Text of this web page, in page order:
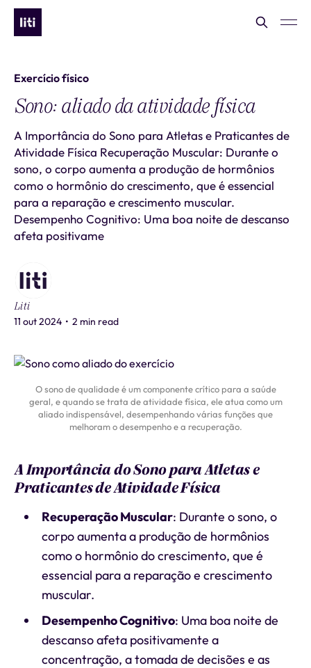
Exercício físico
Sono: aliado da atividade física
A Importância do Sono para Atletas e Praticantes de
Atividade Física Recuperação Muscular: Durante o
sono, o corpo aumenta a produção de hormônios
como o hormônio do crescimento, que é essencial
para a reparação e crescimento muscular.
Desempenho Cognitivo: Uma boa noite de descanso
afeta positivame
Liti
11 out 2024 • 2 min read
O sono de qualidade é um componente crítico para a saúde
geral, e quando se trata de atividade física, ele atua como um
aliado indispensável, desempenhando várias funções que
melhoram o desempenho e a recuperação.
A Importância do Sono para Atletas e
Praticantes de Atividade Física
Recuperação Muscular: Durante o sono, o
corpo aumenta a produção de hormônios
como o hormônio do crescimento, que é
essencial para a reparação e crescimento
muscular.
Desempenho Cognitivo: Uma boa noite de
descanso afeta positivamente a
concentração, a tomada de decisões e as